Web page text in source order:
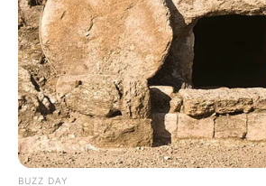
Пов’язаний запис
ПАРТНЕРСЬКІ МАТЕРІАЛИ ПОДІЇ
BUZZ DAY